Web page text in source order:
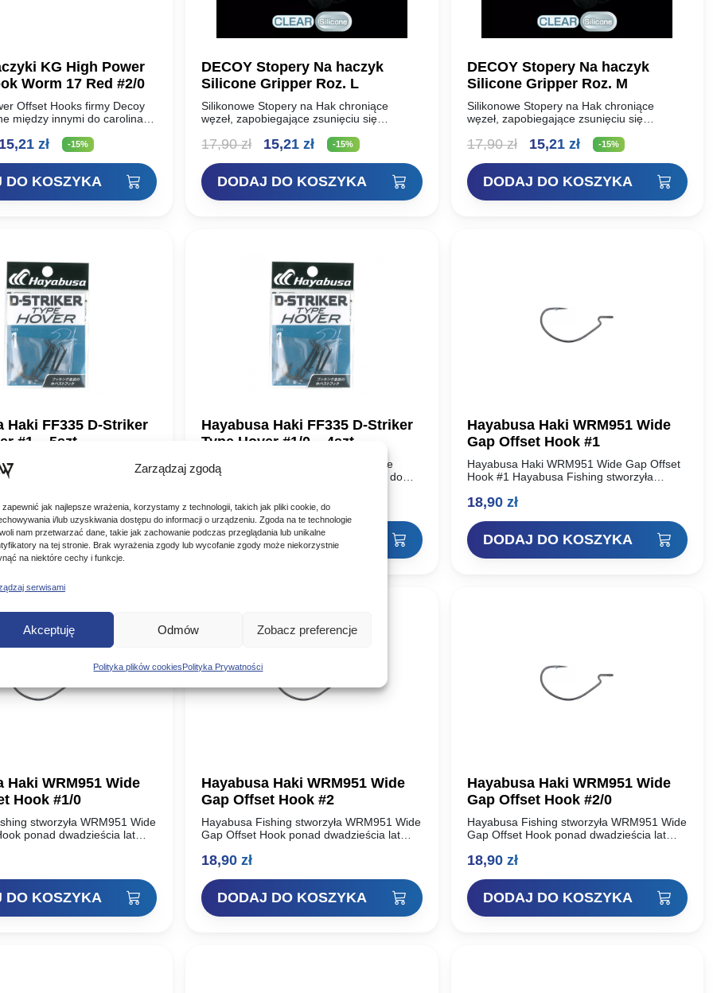
Zarządzaj zgodą
zapewnić jak najlepsze wrażenia, korzystamy z technologii, takich jak pliki cookie, do
i/lub uzyskiwania dostępu do informacji o urządzeniu. Zgoda na te technologie
nam przetwarzać dane, takie jak zachowanie podczas przeglądania lub unikalne
na tej stronie. Brak wyrażenia zgody lub wycofanie zgody może niekorzystnie
na niektóre cechy i funkcje.
serwisami
Akceptuję Odmów Zobacz preferencje
Polityka plików cookiesPolityka Prywatności
KG High Power
Offset Hook Worm 17 Red #2/0
Offset Hooks firmy Decoy
między innymi do carolina i
15,21 złAktualna
cena
wynosi:
-15%
DO KOSZYKA
DECOY Stopery Na haczyk
Silicone Gripper Roz. L
Silikonowe Stopery na Hak chroniące
węzeł, zapobiegające zsunięciu się
17,90zł
Pierwotna
cena
wynosiła:
15,21złAktualna
cena
wynosi:
-15%
DODAJ DO KOSZYKA
DECOY Stopery Na haczyk
Silicone Gripper Roz. M
Silikonowe Stopery na Hak chroniące
węzeł, zapobiegające zsunięciu się
17,90zł
Pierwotna
cena
wynosiła:
15,21 złAktualna
cena
wynosi:
-15%
DODAJ DO KOSZYKA
Haki FF335 D-Striker
#1 – 5szt.
D-Striker Type
– Japońska Tajna Broń do
najbardziej chimerycznych
w przełowionych wodach?
DO KOSZYKA
Hayabusa Haki FF335 D-Striker
Type Hover #1/0 – 4szt.
Haczyki Jigs Hayabusa D-Striker Type
Hover FF335 – Japońska Tajna Broń do
przechytrzenie najbardziej chimerycznych
drapieżników w przełowionych wodach?
Hayabusa…
15,90zł
DODAJ DO KOSZYKA
Hayabusa Haki WRM951 Wide
Gap Offset Hook #1
Hayabusa Haki WRM951 Wide Gap Offset
Hook #1 Hayabusa Fishing stworzyła
dwadzieścia lat temu. W tamtym czasie
18,90 zł
DODAJ DO KOSZYKA
Haki WRM951 Wide
Hook #1/0
stworzyła WRM951 Wide
ponad dwadzieścia lat
innowatorem w
DO KOSZYKA
Hayabusa Haki WRM951 Wide
Gap Offset Hook #2
Hayabusa Fishing stworzyła WRM951 Wide
Gap Offset Hook ponad dwadzieścia lat
była wiodącym innowatorem w
18,90zł
DODAJ DO KOSZYKA
Hayabusa Haki WRM951 Wide
Gap Offset Hook #2/0
Hayabusa Fishing stworzyła WRM951 Wide
Gap Offset Hook ponad dwadzieścia lat
była wiodącym innowatorem w
18,90 zł
DODAJ DO KOSZYKA